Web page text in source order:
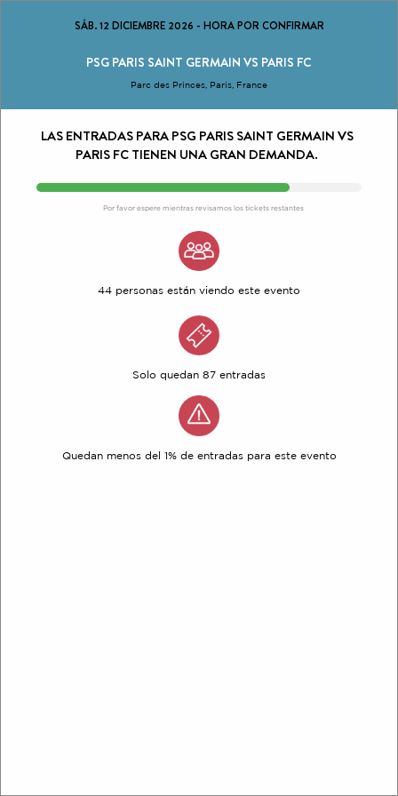
SÁB. 12 DICIEMBRE 2026 - HORA POR CONFIRMAR
PSG PARIS SAINT GERMAIN VS PARIS FC
Parc des Princes, Paris, France
LAS ENTRADAS PARA PSG PARIS SAINT GERMAIN VS
PARIS FC TIENEN UNA GRAN DEMANDA.
Por favor espere mientras revisamos los tickets restantes
44 personas están viendo este evento
Solo quedan 87 entradas
Quedan menos del 1% de entradas para este evento